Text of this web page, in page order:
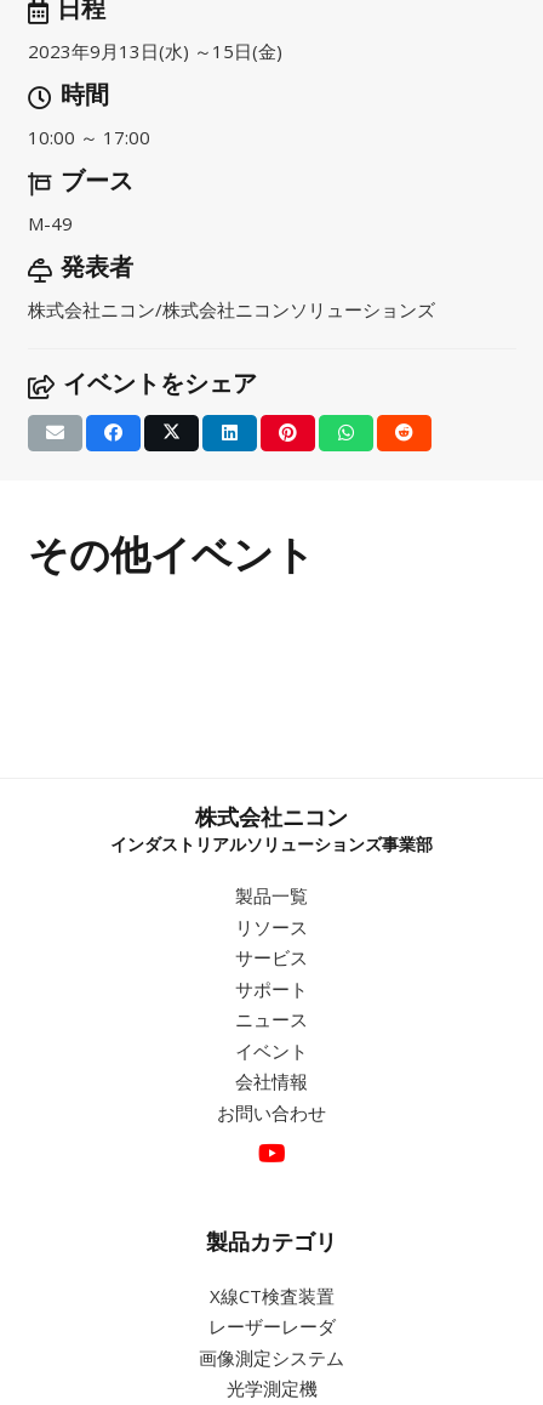
日程
2023年9月13日(水) ～15日(金)
時間
10:00 ～ 17:00
ブース
M-49
発表者
株式会社ニコン/株式会社ニコンソリューションズ
イベントをシェア
その他イベント
2026 ものづくりNEXT
高機能素材Week
2026年2月19日（木）
X線CT受託検査サービスの
最新ソリューション
株式会社ニコン
インダストリアルソリューションズ事業部
製品一覧
リソース
サービス
サポート
ニュース
イベント
会社情報
お問い合わせ
製品カテゴリ
X線CT検査装置
レーザーレーダ
画像測定システム
光学測定機